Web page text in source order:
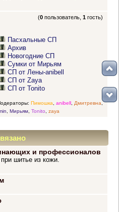
(0 пользователь,1 гость)
Пасхальные СП
Архив
Новогодние СП
Сумки от Мирьям
СП от Лены-anibell
СП от Zaya
СП от Tonito
Пимошка anibell, Дмитревна ,
Мирьям, Tonito zaya
и профессионалов
шитье из кожи.